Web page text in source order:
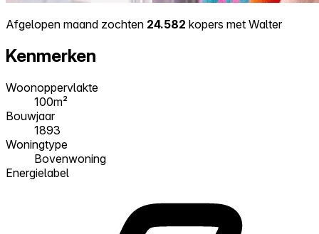
Afgelopen maand zochten 24.582 kopers met Walter
Kenmerken
Woonoppervlakte
100m²
Bouwjaar
1893
Woningtype
Bovenwoning
Energielabel